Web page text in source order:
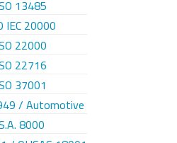
13485
IEC 20000
22000
22716
37001
/ Automotive
8000